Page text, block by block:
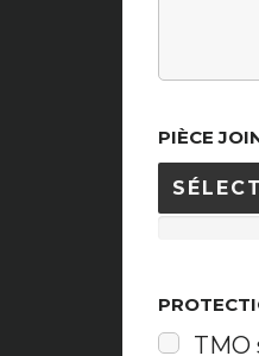
PIÈCE